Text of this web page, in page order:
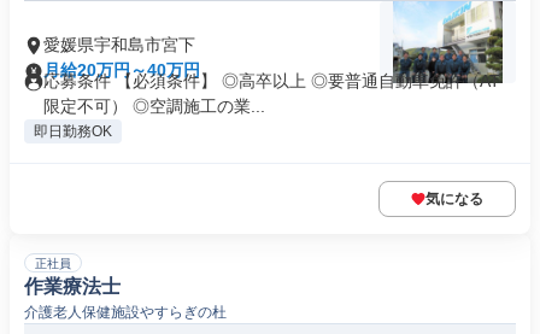
愛媛県宇和島市宮下
月給20万円～40万円
応募条件 【必須条件】 ◎高卒以上 ◎要普通自動車免許（AT
限定不可） ◎空調施工の業...
即日勤務OK
気になる
正社員
作業療法士
介護老人保健施設やすらぎの杜